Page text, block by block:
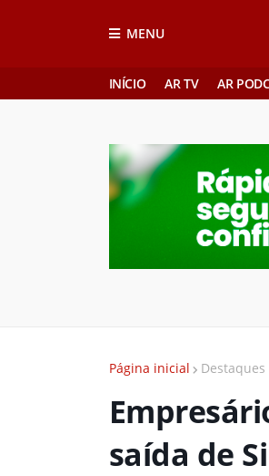
MENU
INÍCIO AR TV AR
Página inicial Destaques
saída de